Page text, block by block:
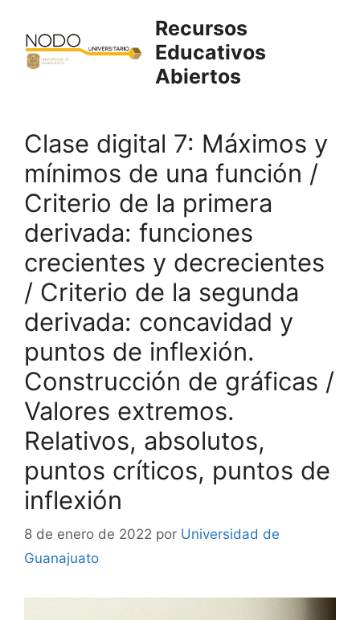
contenido
Recursos
Educativos
Abiertos
Clase digital 7: Máximos y
mínimos de una función /
Criterio de la primera
derivada: funciones
crecientes y decrecientes
/ Criterio de la segunda
derivada: concavidad y
puntos de inflexión.
Construcción de gráficas /
Valores extremos.
Relativos, absolutos,
puntos críticos, puntos de
inflexión
8 de enero de 2022 por Universidad de
Guanajuato